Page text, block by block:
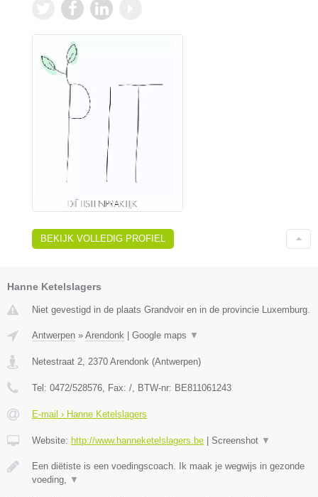
BEKIJK VOLLEDIG PROFIEL
Hanne Ketelslagers
Niet gevestigd in de plaats Grandvoir en in de provincie Luxemburg.
Antwerpen » Arendonk | Google maps ▼
Netestraat 2 2370 Arendonk (Antwerpen)
Tel: 0472/528576 , Fax: / , BTW-nr: BE811061243
E-mail › Hanne Ketelslagers
Website: http://www.hanneketelslagers.be | Screenshot ▼
Een diëtiste is een voedingscoach. Ik maak je wegwijs in gezonde
voeding,
▼